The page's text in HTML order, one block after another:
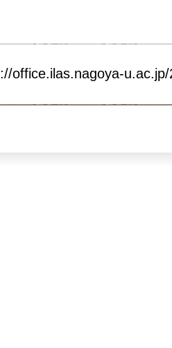
office.ilas.nagoya-